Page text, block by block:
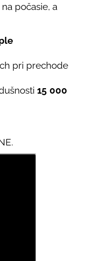
počasie, a
pri prechode
15 000